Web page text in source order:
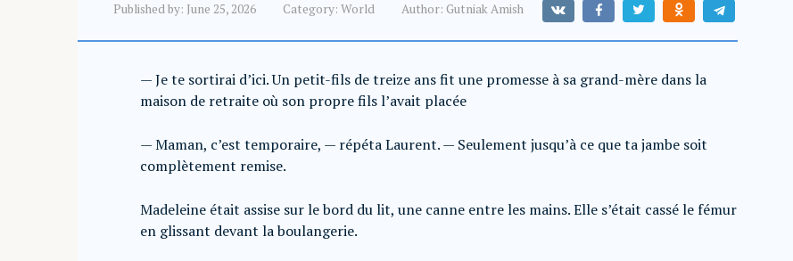
Published by: June 25, 2026 Category: World Author: Gutniak Amish
— Je te sortirai d’ici. Un petit-fils de treize ans fit une promesse à sa grand-mère dans la
maison de retraite où son propre fils l’avait placée
— Maman, c’est temporaire, — répéta Laurent. — Seulement jusqu’à ce que ta jambe soit
complètement remise.
Madeleine était assise sur le bord du lit, une canne entre les mains. Elle s’était cassé le fémur
en glissant devant la boulangerie.